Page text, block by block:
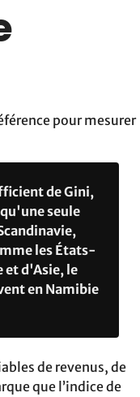
pour mesurer
de Gini,
seule
les États-
et d'Asie, le
en Namibie
de revenus, de
que l’indice de